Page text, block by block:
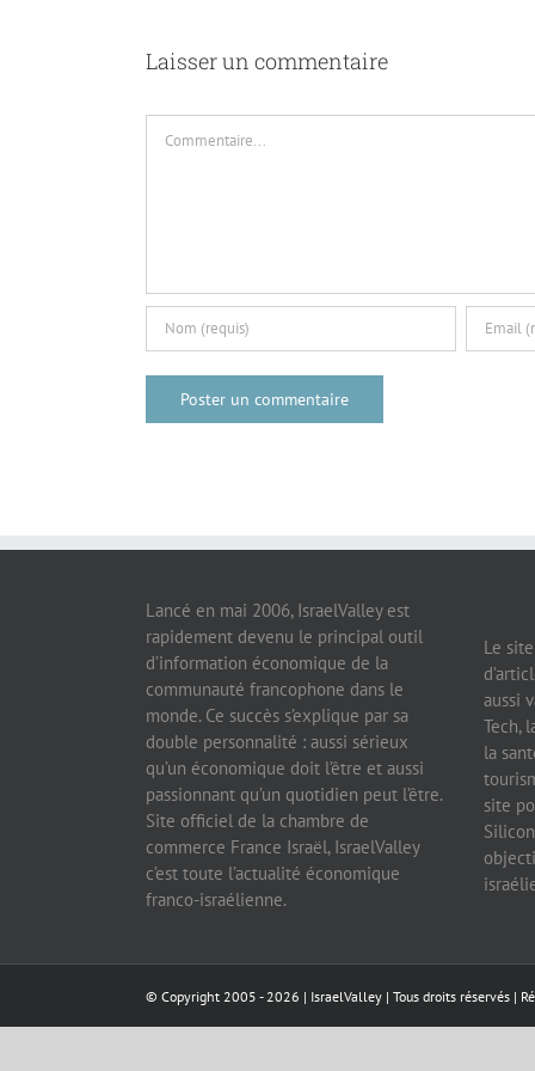
Laisser un commentaire
Lancé en mai 2006, IsraelValley est
rapidement devenu le principal outil
d’information économique de la
communauté francophone dans le
monde. Ce succès s’explique par sa
double personnalité : aussi sérieux
qu’un économique doit l’être et aussi
passionnant qu’un quotidien peut l’être.
Site officiel de la chambre de
commerce France Israël, IsraelValley
c’est toute l’actualité économique
franco-israélienne.
Le
aussi
Tech,
la
site
© Copyright 2005 -2026 | IsraelValley | Tous droits réservés |